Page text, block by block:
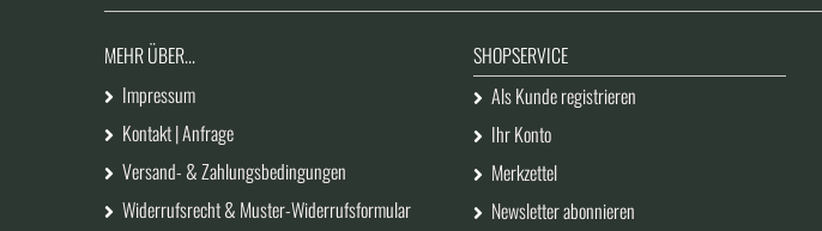
MEHR ÜBER...
Impressum
Kontakt | Anfrage
Versand- & Zahlungsbedingungen
Widerrufsrecht & Muster-Widerrufsformular
SHOPSERVICE
Als Kunde registrieren
Ihr Konto
Merkzettel
Newsletter abonnieren